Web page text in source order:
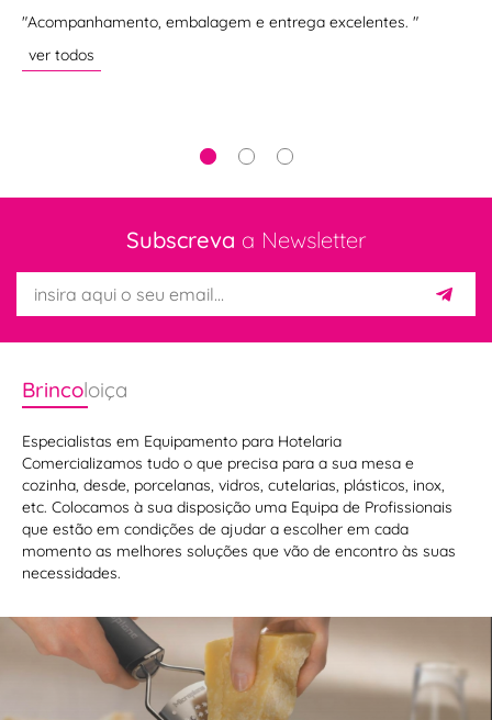
"Acompanhamento, embalagem e entrega excelentes. "
ver todos
Subscreva a Newsletter
Brincoloiça
Especialistas em Equipamento para Hotelaria
Comercializamos tudo o que precisa para a sua mesa e
cozinha, desde, porcelanas, vidros, cutelarias, plásticos, inox,
etc. Colocamos à sua disposição uma Equipa de Profissionais
que estão em condições de ajudar a escolher em cada
momento as melhores soluções que vão de encontro às suas
necessidades.